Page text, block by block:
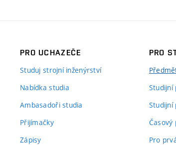
PRO UCHAZEČE
Studuj strojní inženýrství
Nabídka studia
Ambasadoři studia
Přijímačky
Zápisy
PRO
Studijní
Studijní
Časový
Pro